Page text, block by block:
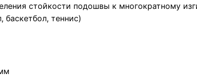
стойкости подошвы к многократному
баскетбол, теннис)